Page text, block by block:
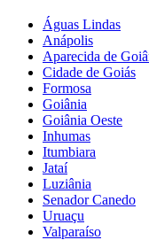
Águas Lindas
Anápolis
Aparecida de
Cidade de Goiás
Formosa
Goiânia
Goiânia Oeste
Inhumas
Itumbiara
Jataí
Luziânia
Senador Canedo
Uruaçu
Valparaíso